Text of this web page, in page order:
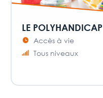
LE POLYHANDICAP
Accès à vie
Tous niveaux